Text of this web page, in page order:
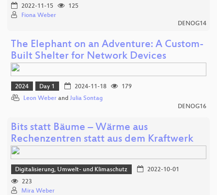
2022-11-15
125
Fiona Weber
DENOG14
The Elephant on an Adventure: A Custom-
Built Shelter for Network Devices
2024 Day 1 2024-11-18
179
Leon Weber and Julia Sontag
DENOG16
Bits statt Bäume – Wärme aus
Rechenzentren statt aus dem Kraftwerk
Digitalisierung, Umwelt- und Klimaschutz
2022-10-01
223
Mira Weber